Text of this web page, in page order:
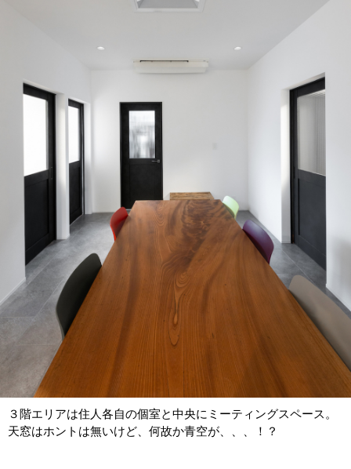
３階エリアは住人各自の個室と中央にミーティングスペース。
天窓はホントは無いけど、何故か青空が、、、！？